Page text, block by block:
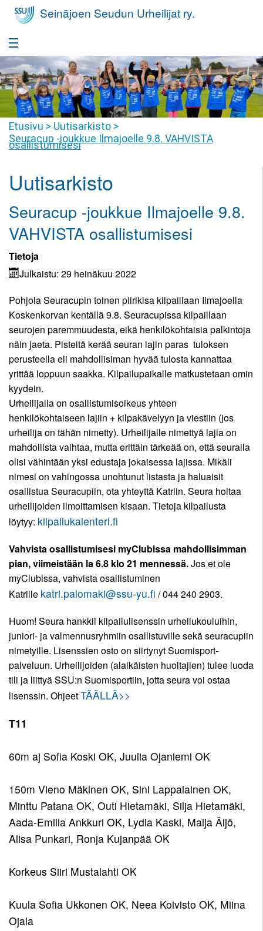
Seinäjoen Seudun Urheilijat ry.
Etusivu
Seura Takaisin
Seura
Seurafaktat
Jäsenyys
Tiimit
Seuravaatteet
rahasto
Kunniakierros
Kuvagalleria
Elisa
Lomakkeet
Kumppanuus
tekee
hyvää
Yhteistyö
UrheiluMehiläisen
kanssa
Toiminnan
tarkoitus
Kirjaudu
Yleisurheilukoulu Takaisin
Yleisurheilukoulu
polku
Yleisurheilukoulu
Pikkumehiläiset
10-
vuotiaat
Pelisäännöt
Ohjaajat
Nuorisovalmennus
polku
SSU
Pelisäännöt
Valmentajat
ja
ohjaajat
Huippu-urheilu Takaisin
Huippu-
urheilu
Paraurheilu
Urheiluakatemia
Kilpailutoiminta Takaisin
Kilpailutoiminta
Ohjeita
kilpailijoille
Stipendijärjestelmä
Seuraennätykset Takaisin
Miehet
Yleinen
Miehet
22
Miehet
19
Miehet
17
Naiset
Takaisin
Naiset
Yleinen
22
Naiset
19
Naiset
17
Pojat
Takaisin
Pojat
15
Pojat
14
Pojat
13
Pojat
12
11
Pojat
10
Pojat
9
Tytöt
Takaisin
Tytöt
15
Tytöt
14
Tytöt
Tytöt
Tytöt
11
Tytöt
10
Tytöt
9
Uutisarkisto
Yhteystiedot Takaisin
Yhteystiedot
Ota
yhteyttä
Etusivu > Uutisarkisto >
Seuracup -joukkue Ilmajoelle 9.8. VAHVISTA
osallistumisesi
Uutisarkisto
Seuracup -joukkue Ilmajoelle 9.8.
VAHVISTA osallistumisesi
Tietoja
Julkaistu: 29 heinäkuu 2022
Pohjola Seuracupin toinen piirikisa kilpaillaan Ilmajoella
Koskenkorvan kentällä 9.8. Seuracupissa kilpaillaan
seurojen paremmuudesta, eikä henkilökohtaisia palkintoja
näin jaeta. Pisteitä kerää seuran lajin paras tuloksen
perusteella eli mahdollisiman hyvää tulosta kannattaa
yrittää loppuun saakka. Kilpailupaikalle matkustetaan omin
kyydein.
Urheilijalla on osallistumisoikeus yhteen
henkilökohtaiseen lajiin + kilpakävelyyn ja viestiin (jos
urheilija on tähän nimetty). Urheilijalle nimettyä lajia on
mahdollista vaihtaa, mutta erittäin tärkeää on, että seuralla
olisi vähintään yksi edustaja jokaisessa lajissa. Mikäli
nimesi on vahingossa unohtunut listasta ja haluaisit
osallistua Seuracupiin, ota yhteyttä Katriin. Seura hoitaa
urheilijoiden ilmoittamisen kisaan. Tietoja kilpailusta
löytyy: kilpailukalenteri.fi
Vahvista osallistumisesi myClubissa mahdollisimman
pian, viimeistään la 6.8 klo 21 mennessä.Jos et ole
myClubissa, vahvista osallistuminen
Katrille katri.palomaki@ssu-yu.fi / 044 240 2903.
Huom! Seura hankkii kilpailulisenssin urheilukouluihin,
juniori- ja valmennusryhmiin osallistuville sekä seuracupiin
nimetyille. Lisenssien osto on siirtynyt Suomisport-
palveluun. Urheilijoiden (alaikäisten huoltajien) tulee luoda
tili ja liittyä SSU:n Suomisportiin, jotta seura voi ostaa
lisenssin. OhjeetTÄÄLLÄ>>
T11
60m aj Sofia Koski OK, Juulia Ojaniemi OK
150m Vieno Mäkinen OK, Sini Lappalainen OK,
Minttu Patana OK, Outi Hietamäki, Silja Hietamäki,
Aada-Emilia Ankkuri OK, Lydia Kaski, Maija Äijö,
Alisa Punkari, Ronja Kujanpää OK
Korkeus Siiri Mustalahti OK
Kuula Sofia Ukkonen OK, Neea Koivisto OK, Miina
Ojala